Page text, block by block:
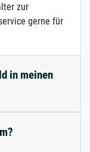
zur
gerne für
in meinen